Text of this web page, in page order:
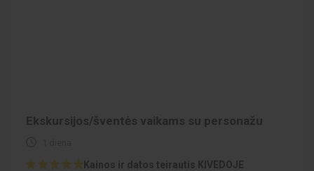
Ekskursijos/šventės vaikams su personažu
Kainos ir datos teirautis KIVEDOJE